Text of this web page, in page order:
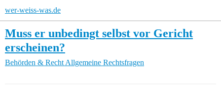
wer-weiss-was.de
Muss er unbedingt selbst vor Gericht
erscheinen?
Behörden & Recht Allgemeine Rechtsfragen